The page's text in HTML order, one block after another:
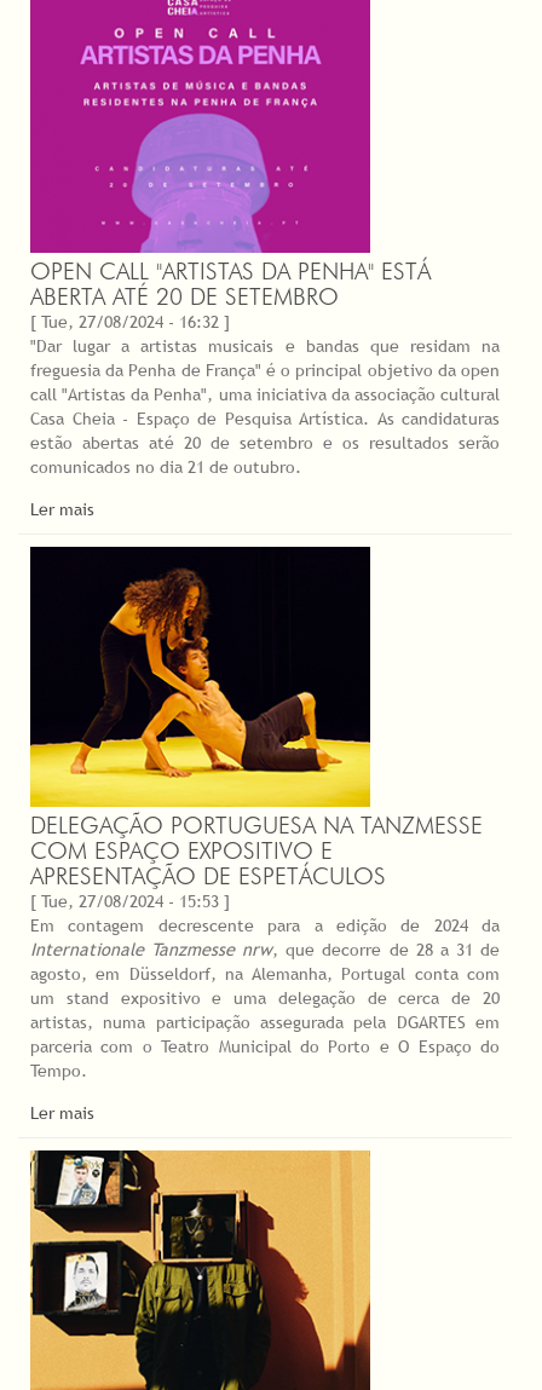
OPEN CALL "ARTISTAS DA PENHA" ESTÁ
ABERTA ATÉ 20 DE SETEMBRO
[ Tue, 27/08/2024 - 16:32 ]
"Dar lugar a artistas musicais e bandas que residam na
freguesia da Penha de França" é o principal objetivo da open
call "Artistas da Penha", uma iniciativa da associação cultural
Casa Cheia - Espaço de Pesquisa Artística. As candidaturas
estão abertas até 20 de setembro e os resultados serão
comunicados no dia 21 de outubro.
Ler mais
DELEGAÇÃO PORTUGUESA NA TANZMESSE
COM ESPAÇO EXPOSITIVO E
APRESENTAÇÃO DE ESPETÁCULOS
[ Tue, 27/08/2024 - 15:53 ]
Em contagem decrescente para a edição de 2024 da
Internationale Tanzmesse nrw, que decorre de 28 a 31 de
agosto, em Düsseldorf, na Alemanha, Portugal conta com
um stand expositivo e uma delegação de cerca de 20
artistas, numa participação assegurada pela DGARTES em
parceria com o Teatro Municipal do Porto e O Espaço do
Tempo.
Ler mais